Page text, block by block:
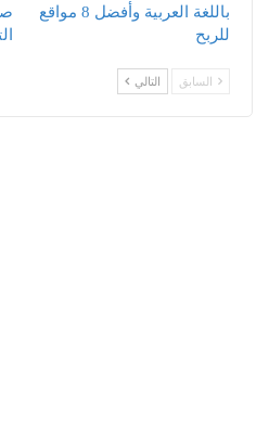
باللغة العربية وأفضل 8 مواقع
للربح
السابق التالي